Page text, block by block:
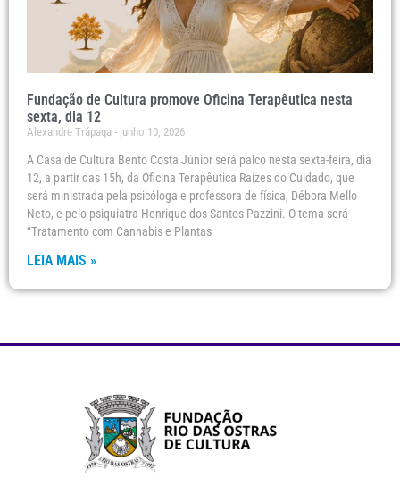
Fundação de Cultura promove Oficina Terapêutica nesta
sexta, dia 12
Alexandre Trápaga junho 10, 2026
A Casa de Cultura Bento Costa Júnior será palco nesta sexta-feira, dia
12, a partir das 15h, da Oficina Terapêutica Raízes do Cuidado, que
será ministrada pela psicóloga e professora de física, Débora Mello
Neto, e pelo psiquiatra Henrique dos Santos Pazzini. O tema será
“Tratamento com Cannabis e Plantas
LEIA MAIS »